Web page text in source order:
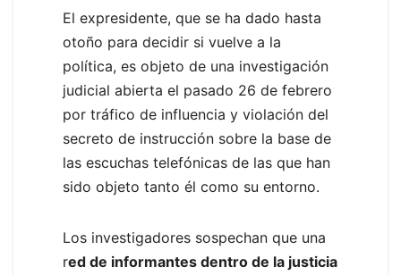
El expresidente, que se ha dado hasta
otoño para decidir si vuelve a la
política, es objeto de una investigación
judicial abierta el pasado 26 de febrero
por tráfico de influencia y violación del
secreto de instrucción sobre la base de
las escuchas telefónicas de las que han
sido objeto tanto él como su entorno.
Los investigadores sospechan que una
red de informantes dentro de la justicia